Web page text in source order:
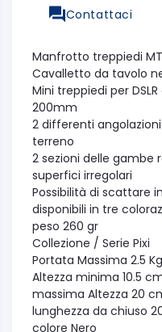
Contattaci
Manfrotto treppiedi
Cavalletto da tavolo
Mini treppiedi per
200mm
2 differenti
terreno
2 sezioni delle gambe
superfici irregolari
Possibilità di scattare
disponibili in tre
peso 260 gr
Collezione / Serie Pixi
Portata Massima 2.5 Kg
Altezza minima 10.5
massima Altezza 20
lunghezza da chiuso
colore Nero